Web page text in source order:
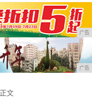
广告
广告
文